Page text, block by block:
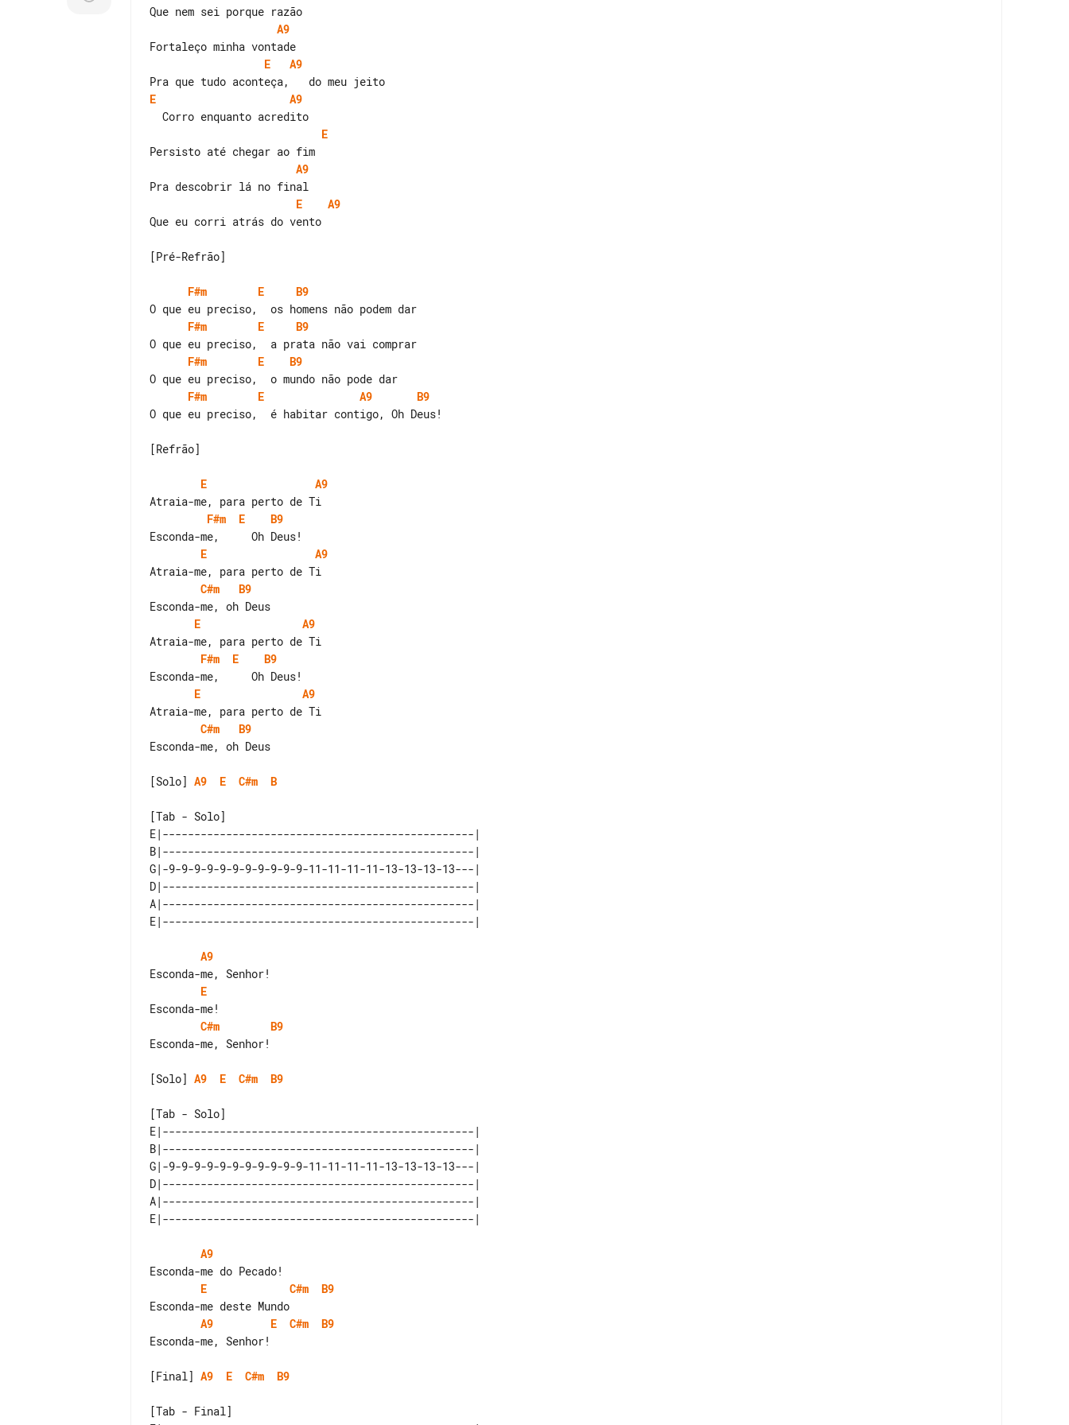
A9
E
A9
E
A9
E
A9
E
A9
Que eu corri atrás do vento
[Pré-Refrão]
F#m E
B9
F#m
E
B9
F#m
E
B9
F#m
E A9
B9
O que eu preciso,  é habitar contigo, Oh Deus!
[Refrão]
E
A9
F#m
E
B9
E
A9
C#m
B9
E
A9
F#m
E
B9
E
A9
C#m
B9
Esconda-me, oh Deus
[Solo] A9 E C#m B
[Tab - Solo]
E|-------------------------------------------------|
B|-------------------------------------------------|
G|-9-9-9-9-9-9-9-9-9-9-9-11-11-11-11-13-13-13-13---|
D|-------------------------------------------------|
A|-------------------------------------------------|
A9
E
C#m
B9
Esconda-me, Senhor!
[Solo] A9 E C#m B9
[Tab - Solo]
E|-------------------------------------------------|
B|-------------------------------------------------|
G|-9-9-9-9-9-9-9-9-9-9-9-11-11-11-11-13-13-13-13---|
D|-------------------------------------------------|
A|-------------------------------------------------|
A9
E
C#m
B9
A9
E C#m
B9
Esconda-me, Senhor!
[Final] A9 E C#m B9
[Tab - Final]